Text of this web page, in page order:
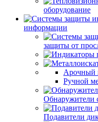
оборудование
информации
защиты от
Арочный
Ручной
Обнаружители
Подавители